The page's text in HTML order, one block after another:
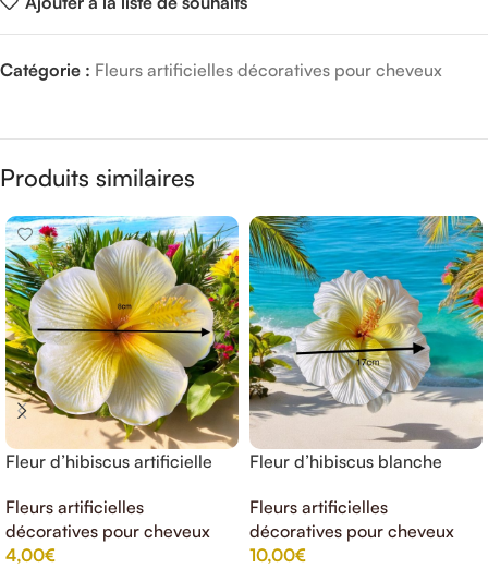
Catégorie : Fleurs artificielles décoratives pour cheveux
Produits similaires
Fleur d’hibiscus artificielle
)8cm
Fleurs artificielles
décoratives pour cheveux
4,00€
Fleur d’hibiscus blanche
Fleurs artificielles
décoratives pour cheveux
10,00€